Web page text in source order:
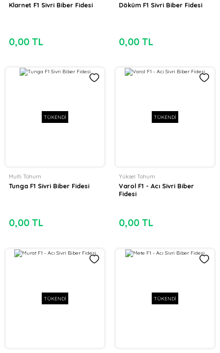
Klarnet F1 Sivri Biber Fidesi
0,00 TL
Döküm F1 Sivri Biber Fidesi
0,00 TL
TÜKENDİ
Multi Tohum
Tunga F1 Sivri Biber Fidesi
0,00 TL
TÜKENDİ
Yüksel Tohum
Varol F1 - Acı Sivri Biber
Fidesi
0,00 TL
TÜKENDİ TÜKENDİ